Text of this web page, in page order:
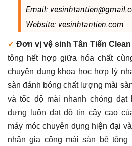
Email:
Website: vesinhtantien.com
✔ Đơn vị vệ sinh Tân Tiến Clean
tông hết hợp giữa hóa chất
chuyên dụng khoa học hợp lý
sàn đánh bóng chất lượng mài
và tốc độ mài nhanh chóng đạt
dựng luôn đạt độ tin cậy cao
máy móc chuyên dụng hiện đại
nhận gia công mài sàn bê